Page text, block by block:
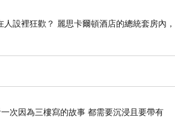
設裡狂歡？ 麗思卡爾頓酒店的總統套房內
次因為三樓寫的故事 都需要沉浸且要帶有